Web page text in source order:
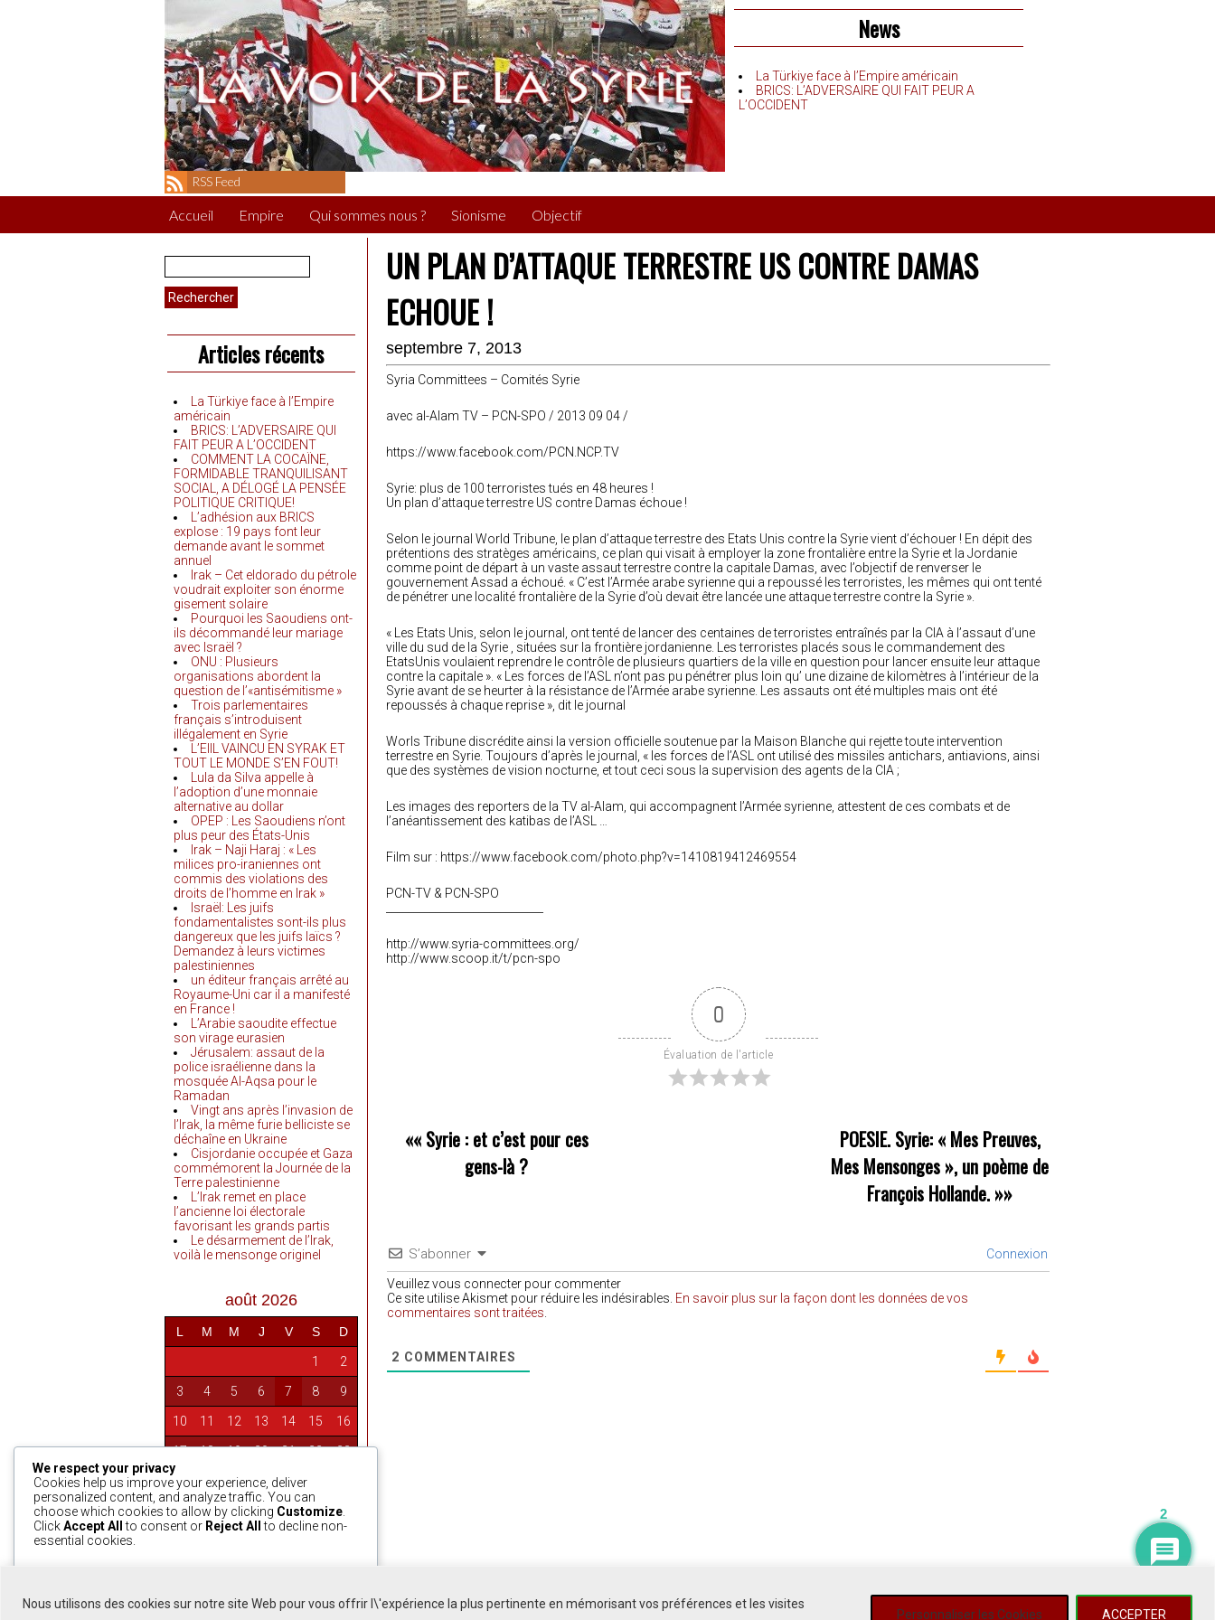
Nous utilisons des cookies sur notre site Web pour vous offrir l\'expérience la plus pertinente en mémorisant vos préférences et les visites
Personnaliser les Cookies ACCEPTER
News
La Türkiye face à l’Empire américain
BRICS: L’ADVERSAIRE QUI FAIT PEUR A
L’OCCIDENT
RSS Feed
Accueil Empire Qui sommes nous ? Sionisme Objectif
Rechercher :
Articles récents
La Türkiye face à l’Empire
américain
BRICS: L’ADVERSAIRE QUI
FAIT PEUR A L’OCCIDENT
COMMENT LA COCAÏNE,
FORMIDABLE TRANQUILISANT
SOCIAL, A DÉLOGÉ LA PENSÉE
POLITIQUE CRITIQUE!
L’adhésion aux BRICS
explose : 19 pays font leur
demande avant le sommet
annuel
Irak – Cet eldorado du pétrole
voudrait exploiter son énorme
gisement solaire
Pourquoi les Saoudiens ont-
ils décommandé leur mariage
avec Israël ?
ONU : Plusieurs
organisations abordent la
question de l’«antisémitisme »
Trois parlementaires
français s’introduisent
illégalement en Syrie
L’EIIL VAINCU EN SYRAK ET
TOUT LE MONDE S’EN FOUT!
Lula da Silva appelle à
l’adoption d’une monnaie
alternative au dollar
OPEP : Les Saoudiens n’ont
plus peur des États-Unis
Irak – Naji Haraj : « Les
milices pro-iraniennes ont
commis des violations des
droits de l’homme en Irak »
Israël: Les juifs
fondamentalistes sont-ils plus
dangereux que les juifs laïcs ?
Demandez à leurs victimes
palestiniennes
un éditeur français arrêté au
Royaume-Uni car il a manifesté
en France !
L’Arabie saoudite effectue
son virage eurasien
Jérusalem: assaut de la
police israélienne dans la
mosquée Al-Aqsa pour le
Ramadan
Vingt ans après l’invasion de
l’Irak, la même furie belliciste se
déchaîne en Ukraine
Cisjordanie occupée et Gaza
commémorent la Journée de la
Terre palestinienne
L’Irak remet en place
l’ancienne loi électorale
favorisant les grands partis
Le désarmement de l’Irak,
voilà le mensonge originel
août 2026
L M M J V S D
1 2
3 4 5 6 7 8 9
10 11 12 13 14 15 16
17 18 19 20 21 22 23
24 25 26 27 28
31
UN PLAN D’ATTAQUE TERRESTRE US CONTRE DAMAS
ECHOUE !
septembre 7, 2013
Syria Committees – Comités Syrie
avec al-Alam TV – PCN-SPO / 2013 09 04 /
https://www.facebook.com/PCN.NCP.TV
Syrie: plus de 100 terroristes tués en 48 heures !
Un plan d’attaque terrestre US contre Damas échoue !
Selon le journal World Tribune, le plan d’attaque terrestre des Etats Unis contre la Syrie vient d’échouer ! En dépit des
prétentions des stratèges américains, ce plan qui visait à employer la zone frontalière entre la Syrie et la Jordanie
comme point de départ à un vaste assaut terrestre contre la capitale Damas, avec l’objectif de renverser le
gouvernement Assad a échoué. « C’est l’Armée arabe syrienne qui a repoussé les terroristes, les mêmes qui ont tenté
de pénétrer une localité frontalière de la Syrie d’où devait être lancée une attaque terrestre contre la Syrie ».
« Les Etats Unis, selon le journal, ont tenté de lancer des centaines de terroristes entraînés par la CIA à l’assaut d’une
ville du sud de la Syrie , situées sur la frontière jordanienne. Les terroristes placés sous le commandement des
EtatsUnis voulaient reprendre le contrôle de plusieurs quartiers de la ville en question pour lancer ensuite leur attaque
contre la capitale ». « Les forces de l’ASL n’ont pas pu pénétrer plus loin qu’ une dizaine de kilomètres à l’intérieur de la
Syrie avant de se heurter à la résistance de l’Armée arabe syrienne. Les assauts ont été multiples mais ont été
repoussés à chaque reprise », dit le journal
Worls Tribune discrédite ainsi la version officielle soutenue par la Maison Blanche qui rejette toute intervention
terrestre en Syrie. Toujours d’après le journal, « les forces de l’ASL ont utilisé des missiles antichars, antiavions, ainsi
que des systèmes de vision nocturne, et tout ceci sous la supervision des agents de la CIA ;
Les images des reporters de la TV al-Alam, qui accompagnent l’Armée syrienne, attestent de ces combats et de
l’anéantissement des katibas de l’ASL …
Film sur : https://www.facebook.com/photo.php?v=1410819412469554
PCN-TV & PCN-SPO
http://www.syria-committees.org/
http://www.scoop.it/t/pcn-spo
0
Évaluation de l'article
«« Syrie : et c’est pour ces
gens-là ?
POESIE. Syrie: « Mes Preuves,
Mes Mensonges », un poème de
François Hollande. »»
S’abonner Connexion
Veuillez vous connecter pour commenter
Ce site utilise Akismet pour réduire les indésirables. En savoir plus sur la façon dont les données de vos
commentaires sont traitées
2 COMMENTAIRES
We respect your privacy
Cookies help us improve your experience, deliver
personalized content, and analyze traffic. You can
choose which cookies to allow by clicking Customize
ClickAccept All to consent or Reject All
to decline non-
essential cookies.
Powered by
2